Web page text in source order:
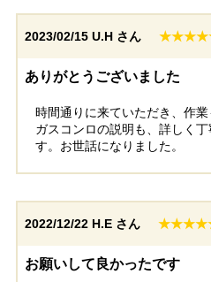
2023/02/15 U.H さん
ありがとうございました
時間通りに来ていただき、作業
ガスコンロの説明も、詳しく
す。お世話になりました。
2022/12/22 H.E さん
お願いして良かったです